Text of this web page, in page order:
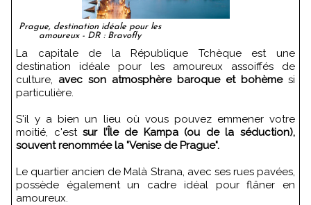
Prague, destination idéale pour les
amoureux - DR : Bravofly
La capitale de la République Tchèque est une
destination idéale pour les amoureux assoiffés de
culture, avec son atmosphère baroque et bohèmesi
particulière.
S'il y a bien un lieu où vous pouvez emmener votre
moitié, c'estsur l’Île de Kampa (ou de la séduction),
souvent renommée la "Venise de Prague".
Le quartier ancien de Malà Strana, avec ses rues pavées,
possède également un cadre idéal pour flâner en
amoureux.